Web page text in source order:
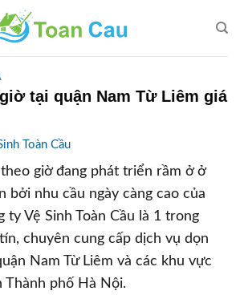
tại quận Nam Từ Liêm giá
Toàn Cầu
giờ đang phát triển rầm ở ở
bởi nhu cầu ngày càng cao của
ty Vệ Sinh Toàn Cầu là 1 trong
chuyên cung cấp dịch vụ dọn
Nam Từ Liêm và các khu vực
Thành phố Hà Nội.